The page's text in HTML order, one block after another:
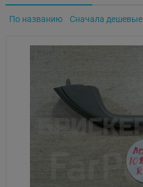
По названию Сначала дешевые